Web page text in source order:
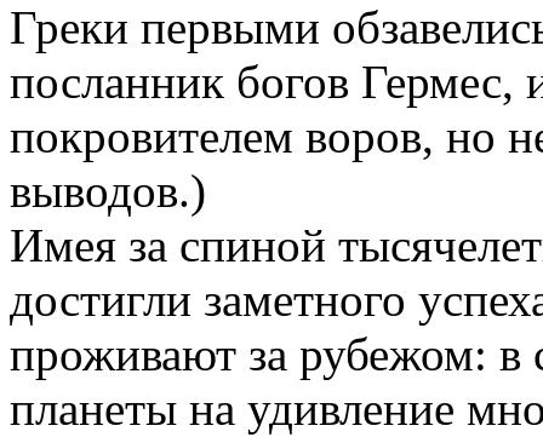
Греки первыми
посланник богов
покровителем воров, но
выводов.)
Имея за спиной
достигли заметного
проживают за рубежом: в
планеты на удивление